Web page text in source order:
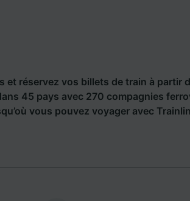
réservez vos billets de train à partir
45 pays avec 270 compagnies
vous pouvez voyager avec